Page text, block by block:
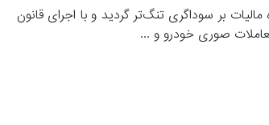
بر سوداگری تنگ‌تر گردید و با اجرای قانون
صوری خودرو و ...